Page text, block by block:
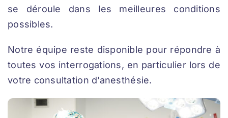
se déroule dans les meilleures conditions
possibles.
Notre équipe reste disponible pour répondre à
toutes vos interrogations, en particulier lors de
votre consultation d’anesthésie.